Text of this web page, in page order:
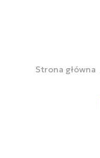
Strona główna